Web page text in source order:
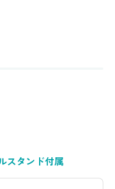
スタンド付属